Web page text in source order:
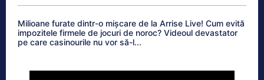
Milioane furate dintr-o mișcare de la Arrise Live! Cum evită
impozitele firmele de jocuri de noroc? Videoul devastator
pe care casinourile nu vor să-l...